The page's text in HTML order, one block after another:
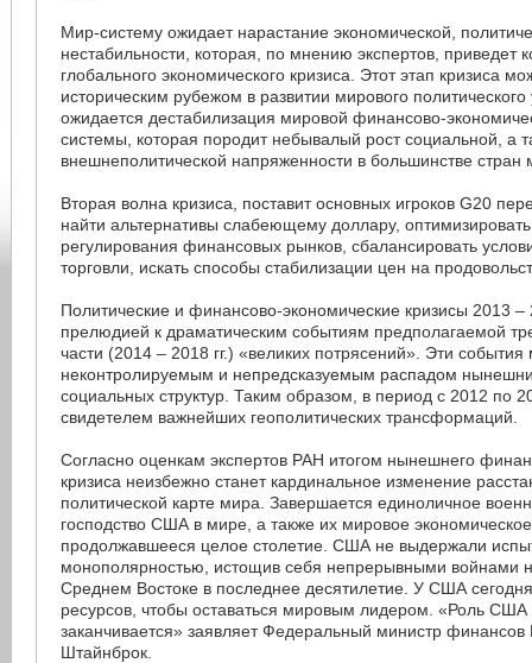
Мир-систему ожидает нарастание экономической,
нестабильности, которая, по мнению экспертов, приведет
глобального экономического кризиса. Этот этап кризиса
историческим рубежом в развитии мирового
ожидается дестабилизация мировой финансово-
системы, которая породит небывалый рост социальной, а
внешнеполитической напряженности в большинстве стран
Вторая волна кризиса, поставит основных игроков G20
найти альтернативы слабеющему доллару,
регулирования финансовых рынков, сбалансировать
торговли, искать способы стабилизации цен на
Политические и финансово-экономические кризисы 2013 –
прелюдией к драматическим событиям предполагаемой
части (2014 – 2018 гг.) «великих потрясений». Эти события
неконтролируемым и непредсказуемым распадом
социальных структур. Таким образом, в период с 2012 по
свидетелем важнейших геополитических трансформаций.
Согласно оценкам экспертов РАН итогом нынешнего
кризиса неизбежно станет кардинальное изменение
политической карте мира. Завершается единоличное
господство США в мире, а также их мировое
продолжавшееся целое столетие. США не выдержали
монополярностью, истощив себя непрерывными войнами
Среднем Востоке в последнее десятилетие. У США
ресурсов, чтобы оставаться мировым лидером. «Роль США
заканчивается» заявляет Федеральный министр
Штайнброк.